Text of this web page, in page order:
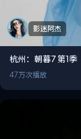
影迷阿杰
杭州：朝暮7 第1季
47万次播放